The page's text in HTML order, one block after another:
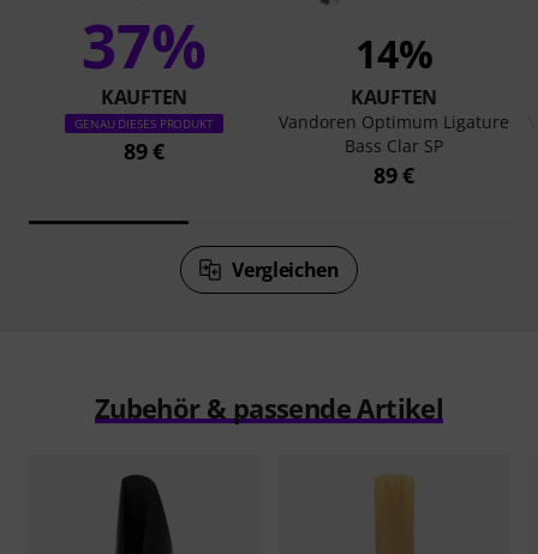
37%
KAUFTEN
GENAU DIESES PRODUKT
89 €
14%
KAUFTEN
Vandoren Optimum Ligature
Bass Clar SP
89 €
Vergleichen
Zubehör & passende Artikel